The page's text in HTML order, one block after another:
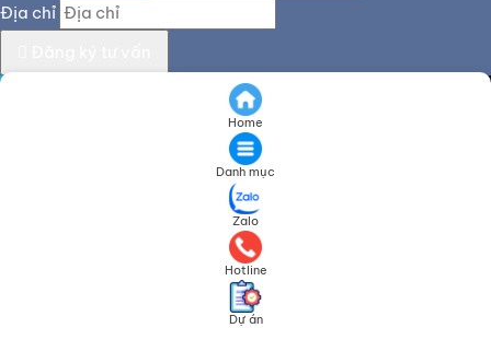
Home
Danh mục
Zalo
Hotline
Dự án
Địa chỉ
TƯ VẤN DỊCH VỤ